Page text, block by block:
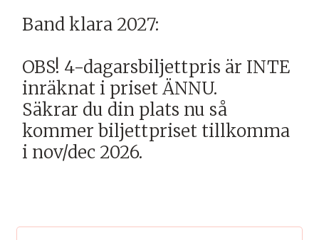
Band klara 2027:
OBS! 4-dagarsbiljettpris är INTE
inräknat i priset ÄNNU.
Säkrar du din plats nu så
kommer biljettpriset tillkomma
i nov/dec 2026.